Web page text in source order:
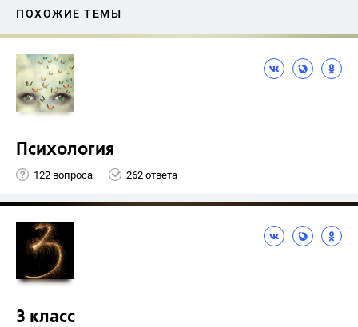
ПОХОЖИЕ ТЕМЫ
Психология
122 вопроса 262 ответа
3 класс